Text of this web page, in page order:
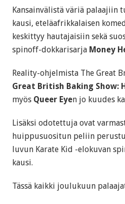
Kansainvälistä väriä palaajiin
kausi, eteläafrikkalaisen
keskittyy hautajaisiin sekä
spinoff-dokkarisarja Money
Reality-ohjelmista The Great
Great British Baking Show:
myös Queer Eyen jo kuudes
Lisäksi odotettuja ovat
huippusuositun peliin
luvun Karate Kid -elokuvan
kausi.
Tässä kaikki joulukuun